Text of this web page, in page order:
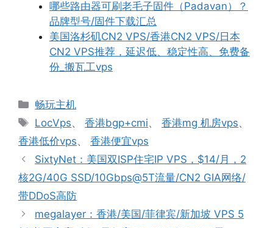
哪些路由器可刷老毛子固件（Padavan）？
品牌型号/固件下载汇总
美国洛杉矶CN2 VPS/香港CN2 VPS/日本
CN2 VPS推荐，延迟低、稳定性高、免费备
份_搬瓦工vps
分
类
畅玩主机
标
签
LocVps、香港bgp+cmi、香港mg 机房vps、
香港低价vps、 香港便宜vps
SixtyNet：美国双ISP住宅IP VPS，$14/月，2
核2G/40G SSD/10Gbps@5T流量/CN2 GIA网络/
带DDoS高防
megalayer：香港/美国/菲律宾/新加坡 VPS 5